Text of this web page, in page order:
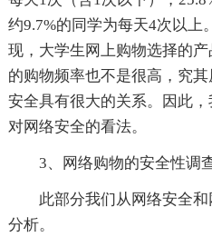
约9.7%的同学为每天4次以上
现，大学生网上购物选择的
的购物频率也不是很高，究
安全具有很大的关系。因此
对网络安全的看法。
3、网络购物的安全性调
此部分我们从网络安全
分析。